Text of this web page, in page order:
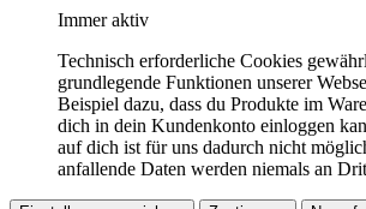
Immer aktiv
Technisch erforderliche Cookies
grundlegende Funktionen unserer
Beispiel dazu, dass du Produkte im
dich in dein Kundenkonto einloggen
auf dich ist für uns dadurch nicht
anfallende Daten werden niemals an